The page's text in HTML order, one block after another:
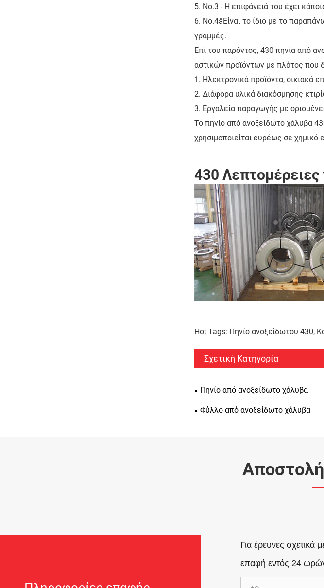
5. Νο.3 - Η επιφάνειά του έχει
6. No.4âΕίναι το ίδιο με το
γραμμές.
Επί του παρόντος, 430 πηνία από
αστικών προϊόντων με πλάτος που
1. Ηλεκτρονικά προϊόντα, οικιακά
2. Διάφορα υλικά διακόσμησης
3. Εργαλεία παραγωγής με
Το πηνίο από ανοξείδωτο χάλυβα
χρησιμοποιείται ευρέως σε χημικό
430 Λεπτομέρειες
Hot Tags: Πηνίο ανοξείδωτου 430,
Σχετική Κατηγορία
Πηνίο από ανοξείδωτο χάλυβα
Φύλλο από ανοξείδωτο χάλυβα
Για έρευνες σχετικά
επαφή εντός 24